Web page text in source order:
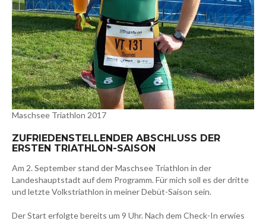
Maschsee Triathlon 2017
ZUFRIEDENSTELLENDER ABSCHLUSS DER
ERSTEN TRIATHLON-SAISON
Am 2. September stand der Maschsee Triathlon in der
Landeshauptstadt auf dem Programm. Für mich soll es der dritte
und letzte Volkstriathlon in meiner Debüt-Saison sein.
Der Start erfolgte bereits um 9 Uhr. Nach dem Check-In erwies